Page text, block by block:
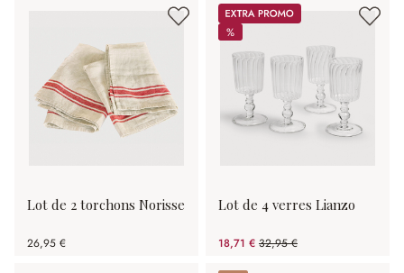
Lot de 2 torchons Norisse
26,95 €
Promos
%
%
Lot de 4 verres Lianzo
18,71 € 32,95 €
(43.22%spared)